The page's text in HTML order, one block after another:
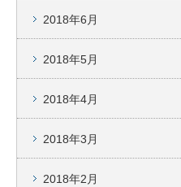
2018年6月
2018年5月
2018年4月
2018年3月
2018年2月